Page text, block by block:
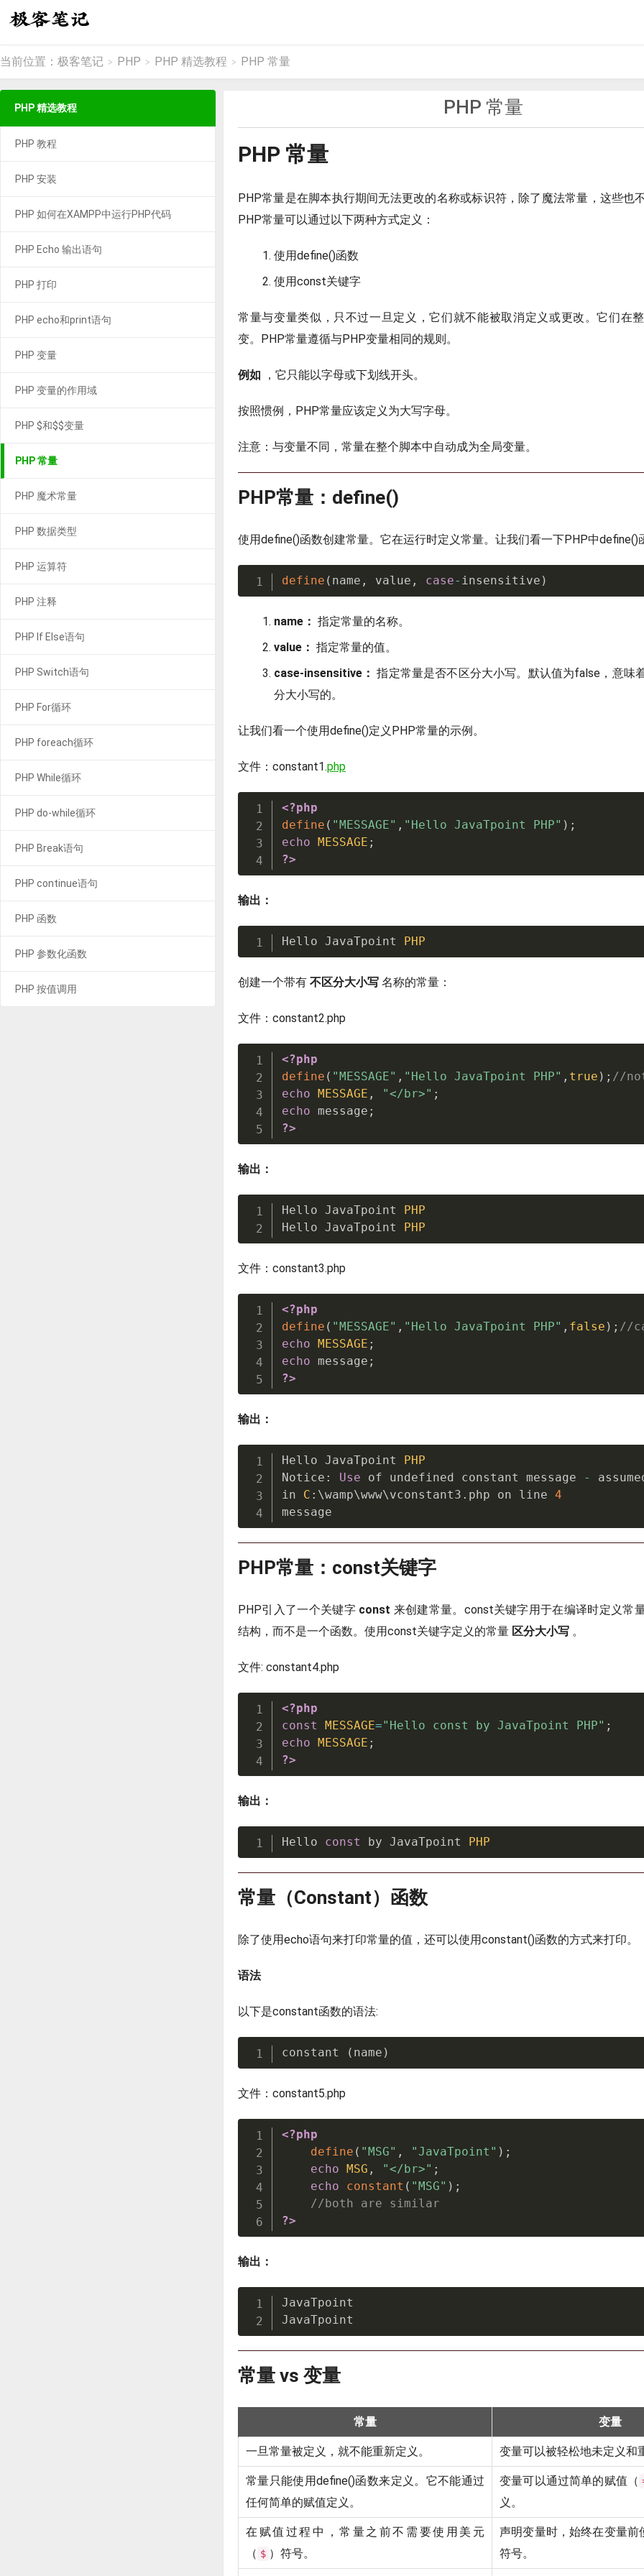
当前位置： 极客笔记 > PHP > PHP 精选教程 > PHP 常量
PHP 常量
PHP 常量
PHP常量是在脚本执行期间无法更改的名称或标识符，除了魔法常量，这些也
PHP常量可以通过以下两种方式定义：
使用define()函数
使用const关键字
常量与变量类似，只不过一旦定义，它们就不能被取消定义或更改。它们在
变。PHP常量遵循与PHP变量相同的规则。
例如 ，它只能以字母或下划线开头。
按照惯例，PHP常量应该定义为大写字母。
注意：与变量不同，常量在整个脚本中自动成为全局变量。
PHP常量：define()
使用define()函数创建常量。它在运行时定义常量。让我们看一下PHP中define()
define ( name , value , case- insensitive )
name： 指定常量的名称。
value： 指定常量的值。
case-insensitive： 指定常量是否不区分大小写。默认值为false，意味
分大小写的。
让我们看一个使用define()定义PHP常量的示例。
文件：constant1.php
<?php
define ( "MESSAGE" , "Hello JavaTpoint PHP" ) ;
echo MESSAGE ;
?>
输出：
Hello JavaTpoint PHP
创建一个带有 不区分大小写 名称的常量：
文件：constant2.php
<?php
define ( "MESSAGE" , "Hello JavaTpoint PHP" , true ) ; //
echo MESSAGE , "</br>" ;
echo message ;
?>
输出：
Hello JavaTpoint PHP
Hello JavaTpoint PHP
文件：constant3.php
<?php
define ( "MESSAGE" , "Hello JavaTpoint PHP" , false ) ; //
echo MESSAGE ;
echo message ;
?>
输出：
Hello JavaTpoint PHP
Notice : Use of undefined constant message -
in C : \wamp\www\vconstant3 . php on line 4
message
PHP常量：const关键字
PHP引入了一个关键字 const 来创建常量。const关键字用于在编译时定义常
结构，而不是一个函数。使用const关键字定义的常量 区分大小写 。
文件: constant4.php
<?php
const
MESSAGE="Hello const by JavaTpoint PHP" ;
echo MESSAGE ;
?>
输出：
Hello const by JavaTpoint PHP
常量（Constant）函数
除了使用echo语句来打印常量的值，还可以使用constant()函数的方式来打印。
语法
以下是constant函数的语法:
constant ( name )
文件：constant5.php
<?php
define ( "MSG" , "JavaTpoint" ) ;
echo MSG , "</br>" ;
echo
constant ( "MSG" ) ;
//both are similar
?>
输出：
JavaTpoint
JavaTpoint
常量 vs 变量
常量 变量
一旦常量被定义，就不能重新定义。 变量可以被轻松地未定义和
常量只能使用define()函数来定义。它不能通过
任何简单的赋值定义。
变量可以通过简单的赋值（
义。
在赋值过程中，常量之前不需要使用美元
（ $ ）符号。
声明变量时，始终在变量前
符号。
PHP 精选教程
PHP 教程
PHP 安装
PHP 如何在XAMPP中运行PHP代码
PHP Echo 输出语句
PHP 打印
PHP echo和print语句
PHP 变量
PHP 变量的作用域
PHP $和$$变量
PHP 常量
PHP 魔术常量
PHP 数据类型
PHP 运算符
PHP 注释
PHP If Else语句
PHP Switch语句
PHP For循环
PHP foreach循环
PHP While循环
PHP do-while循环
PHP Break语句
PHP continue语句
PHP 函数
PHP 参数化函数
PHP 按值调用